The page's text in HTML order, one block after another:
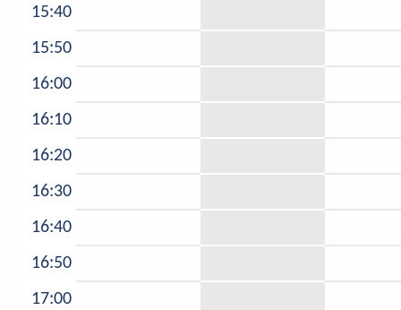
15:40
15:50
16:00
16:10
16:20
16:30
16:40
16:50
17:00